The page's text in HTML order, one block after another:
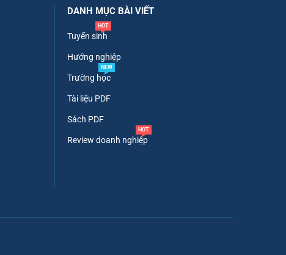
DANH MỤC BÀI VIẾT
Tuyển sinh
HOT
Hướng nghiệp
Trường học
NEW
Tài liệu PDF
Sách PDF
Review doanh nghiệp
HOT